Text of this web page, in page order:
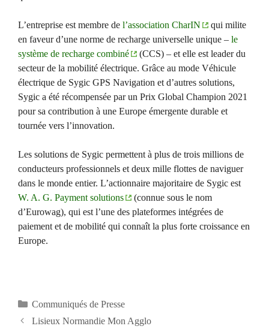
L’entreprise est membre de l’association CharIN
qui milite
en faveur d’une norme de recharge universelle unique – le
système de recharge combiné
(CCS) – et elle est leader du
secteur de la mobilité électrique. Grâce au mode Véhicule
électrique de Sygic GPS Navigation et d’autres solutions,
Sygic a été récompensée par un Prix Global Champion 2021
pour sa contribution à une Europe émergente durable et
tournée vers l’innovation.
Les solutions de Sygic permettent à plus de trois millions de
conducteurs professionnels et deux mille flottes de naviguer
dans le monde entier. L’actionnaire majoritaire de Sygic est
W. A. G. Payment solutions
(connue sous le nom
d’Eurowag), qui est l’une des plateformes intégrées de
paiement et de mobilité qui connaît la plus forte croissance en
Europe.
Catégories
Communiqués de Presse
Lisieux Normandie Mon Agglo